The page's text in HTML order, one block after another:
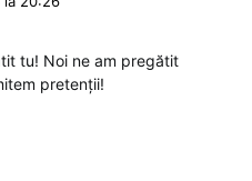
tu! Noi ne am pregătit
pretenții!